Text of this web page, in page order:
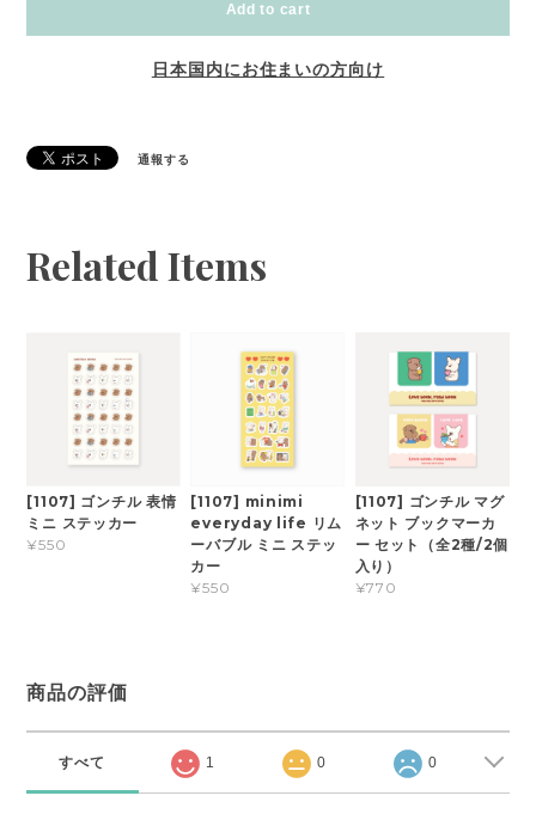
Add to cart
日本国内にお住まいの方向け
通報する
Related Items
[1107] ゴンチル 表情
ミニ ステッカー
¥550
[1107] minimi
everyday life リム
ーバブル ミニ ステッ
カー
¥550
[1107] ゴンチル マグ
ネット ブックマーカ
ー セット（全2種/2個
入り）
¥770
商品の評価
すべて 1 0 0